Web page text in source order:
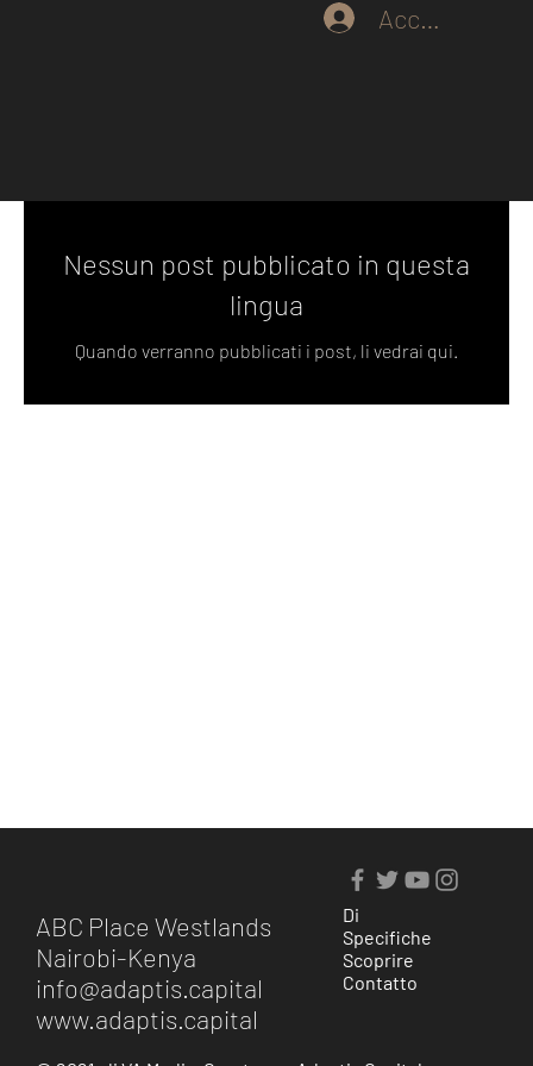
Accedi
Nessun post pubblicato in questa
lingua
Quando verranno pubblicati i post, li vedrai qui.
ABC Place Westlands
Nairobi-Kenya
info@adaptis.capital
www.adaptis.capital
Di
Specifiche
Scoprire
Contatto